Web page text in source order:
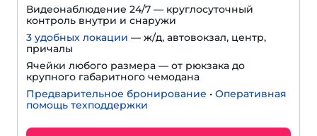
Видеонаблюдение 24/7 — круглосуточный
контроль внутри и снаружи
3 удобных локации — ж/д, автовокзал, центр,
причалы
Ячейки любого размера — от рюкзака до
крупного габаритного чемодана
Предварительное бронирование • Оперативная
помощь техподдержки